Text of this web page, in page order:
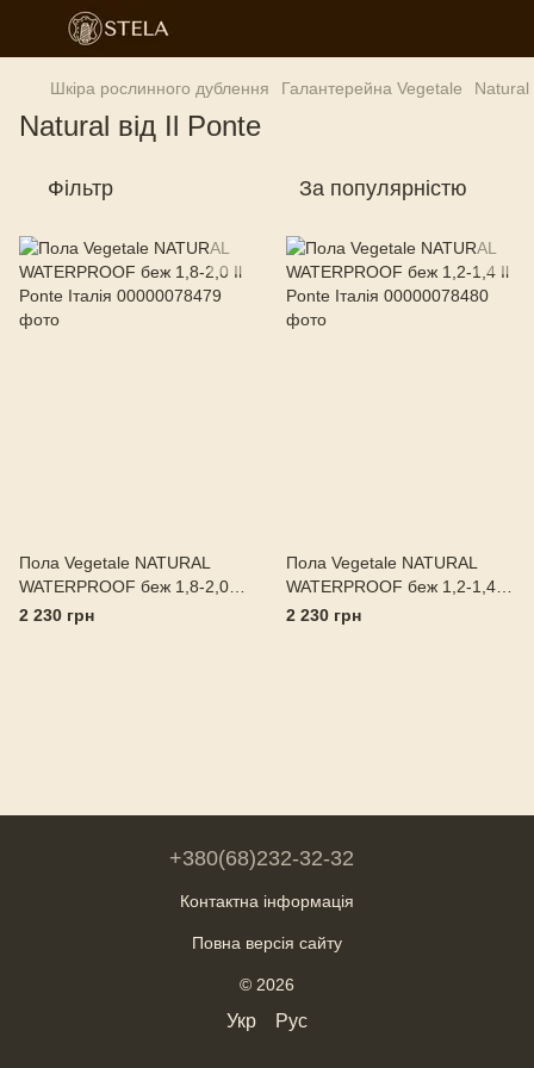
Шкіра рослинного дублення Галантерейна Vegetale Natural
Natural від Il Ponte
Фільтр За популярністю
Пола Vegetale NATURAL
WATERPROOF беж 1,8-2,0 Il
Ponte Італія
2 230 грн
Пола Vegetale NATURAL
WATERPROOF беж 1,2-1,4 Il
Ponte Італія
2 230 грн
+380(68)232-32-32
Контактна інформація
Повна версія сайту
© 2026
Укр Рус